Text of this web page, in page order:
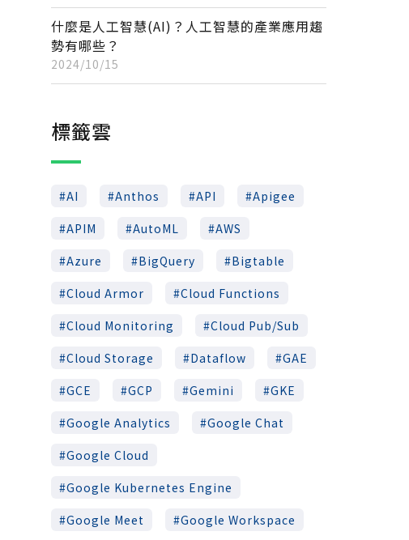
什麼是人工智慧(AI)？人工智慧的產業應用趨
勢有哪些？
2024/10/15
標籤雲
AI Anthos API
Apigee
APIM
AutoML
AWS
Azure
BigQuery
Bigtable
Cloud Armor
Cloud Functions
Cloud Monitoring
Cloud Pub/Sub
Cloud Storage
Dataflow
GAE
GCE
GCP Gemini
GKE
Google Analytics
Google Chat
Google Cloud
Google Kubernetes Engine
Google Meet
Google Workspace